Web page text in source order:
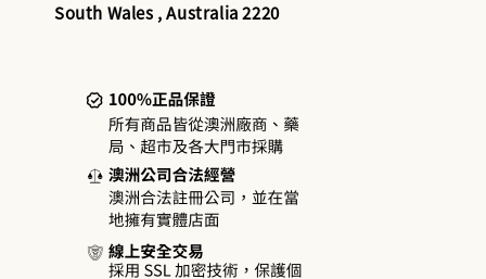
South Wales , Australia 2220